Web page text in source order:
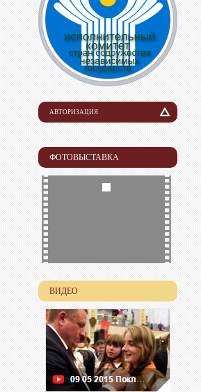
АВТОРИЗАЦИЯ
Логин
Пароль
ФОТОВЫСТАВКА
ВИДЕО